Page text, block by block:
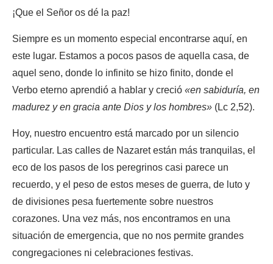
¡Que el Señor os dé la paz!
Siempre es un momento especial encontrarse aquí, en
este lugar. Estamos a pocos pasos de aquella casa, de
aquel seno, donde lo infinito se hizo finito, donde el
Verbo eterno aprendió a hablar y creció«en sabiduría, en
madurez y en gracia ante Dios y los hombres»(Lc 2,52).
Hoy, nuestro encuentro está marcado por un silencio
particular. Las calles de Nazaret están más tranquilas, el
eco de los pasos de los peregrinos casi parece un
recuerdo, y el peso de estos meses de guerra, de luto y
de divisiones pesa fuertemente sobre nuestros
corazones. Una vez más, nos encontramos en una
situación de emergencia, que no nos permite grandes
congregaciones ni celebraciones festivas.